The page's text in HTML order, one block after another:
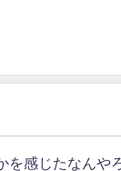
を感じたなんや